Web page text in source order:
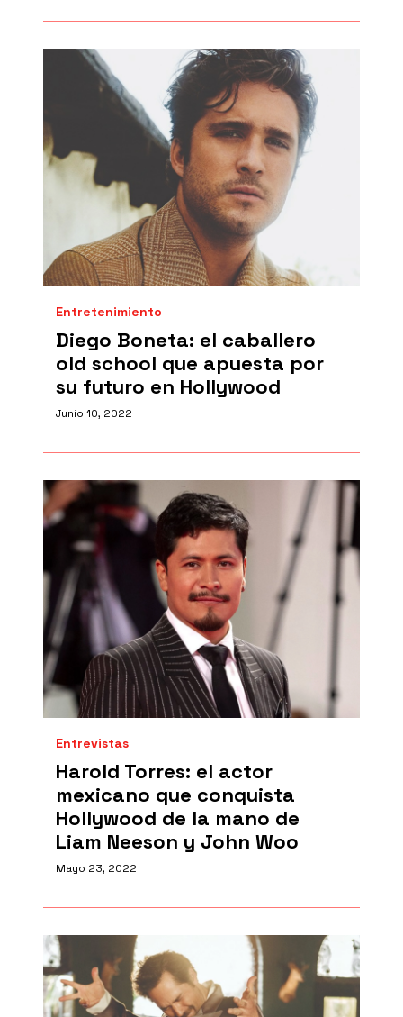
Entretenimiento
Diego Boneta: el caballero
old school que apuesta por
su futuro en Hollywood
Junio 10, 2022
Entrevistas
Harold Torres: el actor
mexicano que conquista
Hollywood de la mano de
Liam Neeson y John Woo
Mayo 23, 2022